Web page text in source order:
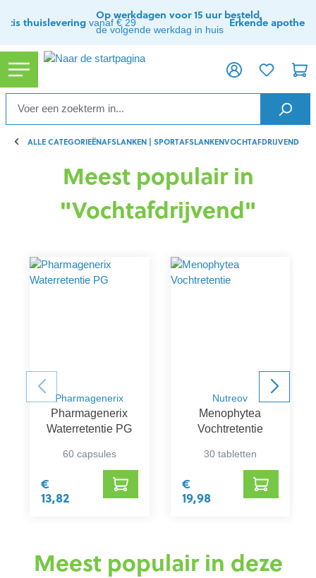
thuislevering vanaf € 29
Op werkdagen voor 15 uur besteld,
de volgende werkdag in huis
Erkende apotheek
ALLE CATEGORIEËNAFSLANKEN | SPORTAFSLANKENVOCHTAFDRIJVEND
Meest populair in
"Vochtafdrijvend"
Pharmagenerix
Pharmagenerix
Waterretentie PG
60 capsules
€
13,82
Nutreov
Menophytea
Vochtretentie
30 tabletten
€
19,98
Meest populair in deze